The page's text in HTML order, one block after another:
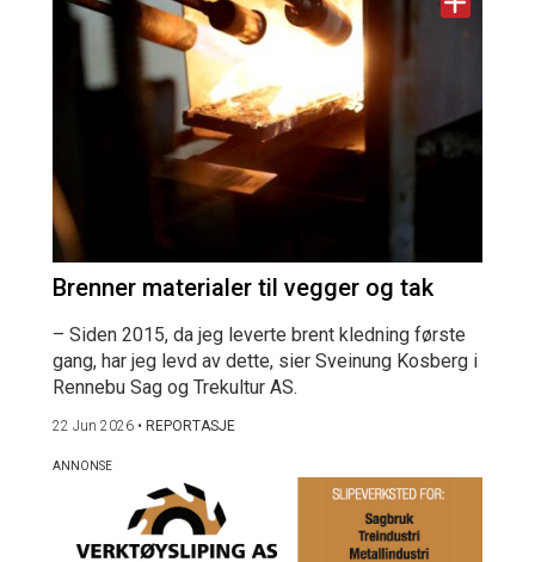
Brenner materialer til vegger og tak
– Siden 2015, da jeg leverte brent kledning første
gang, har jeg levd av dette, sier Sveinung Kosberg i
Rennebu Sag og Trekultur AS.
22 Jun 2026 • REPORTASJE